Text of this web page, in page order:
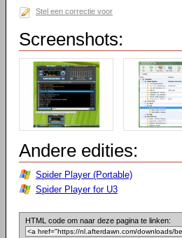
Stel een correctie voor
Screenshots:
Andere edities:
Spider Player (Portable)
Spider Player for U3
HTML code om naar deze pagina te linken: